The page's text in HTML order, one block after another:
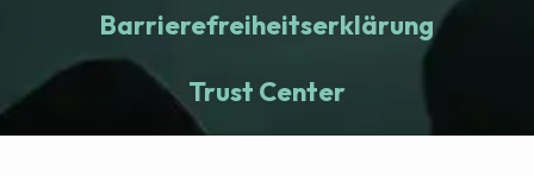
Barrierefreiheitserklärung
Trust Center